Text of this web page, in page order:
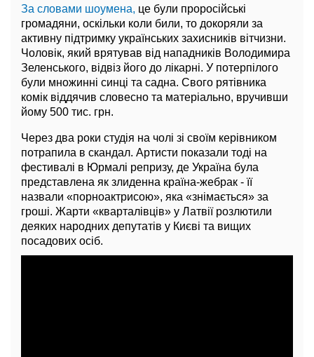
За словами шоумена, це були проросійські
громадяни, оскільки коли били, то докоряли за
активну підтримку українських захисників вітчизни.
Чоловік, який врятував від нападників Володимира
Зеленського, відвіз його до лікарні. У потерпілого
були множинні синці та садна. Свого рятівника
комік віддячив словесно та матеріально, вручивши
йому 500 тис. грн.
Через два роки студія на чолі зі своїм керівником
потрапила в скандал. Артисти показали тоді на
фестивалі в Юрмалі репризу, де Україна була
представлена як злиденна країна-жебрак - її
назвали «порноактрисою», яка «знімається» за
гроші. Жарти «кварталівців» у Латвії розлютили
деяких народних депутатів у Києві та вищих
посадових осіб.